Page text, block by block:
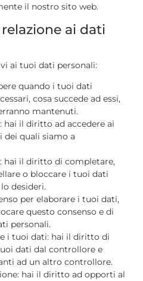
il nostro sito web.
ai dati
ai tuoi dati personali:
quando i tuoi dati
cosa succede ad essi,
mantenuti.
hai il diritto ad accedere ai
dei quali siamo a
il diritto di completare,
o bloccare i tuoi dati
desideri.
per elaborare i tuoi dati,
questo consenso e di
personali.
i tuoi dati: hai il diritto di
dati dal controllore e
ad un altro controllore.
hai il diritto ad opporti al